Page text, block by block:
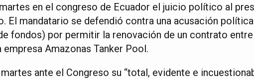
en el congreso de Ecuador el juicio político al
El mandatario se defendió contra una acusación
fondos) por permitir la renovación de un contrato
empresa Amazonas Tanker Pool.
ante el Congreso su “total, evidente e